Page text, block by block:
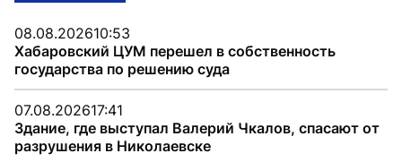
08.08.202610:53
Хабаровский ЦУМ перешел в собственность
государства по решению суда
07.08.202617:41
Здание, где выступал Валерий Чкалов, спасают от
разрушения в Николаевске